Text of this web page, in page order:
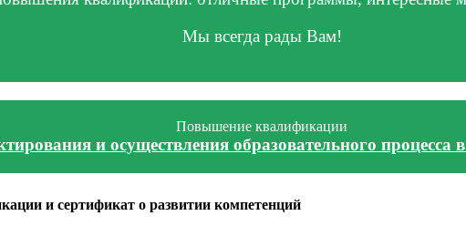
Мы всегда рады Вам!
Повышение квалификации
и осуществления образовательного
и сертификат о развитии компетенций